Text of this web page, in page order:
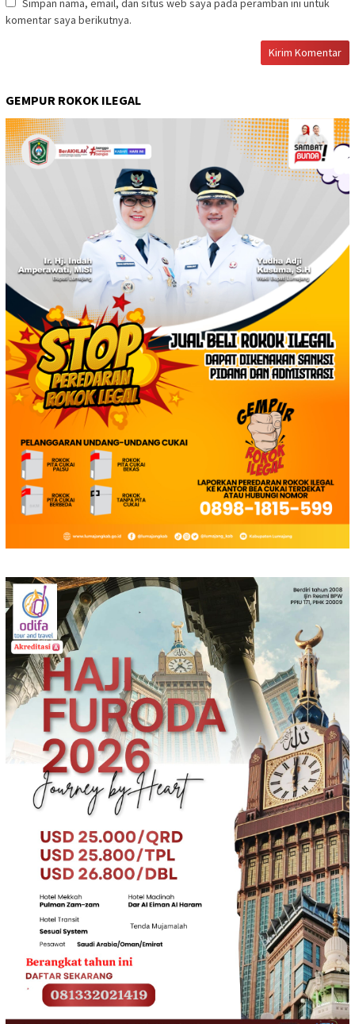
komentar saya berikutnya.
GEMPUR ROKOK ILEGAL